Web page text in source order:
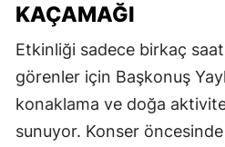
KAÇAMAĞI
Etkinliği sadece birkaç
görenler için Başkonuş
konaklama ve doğa
sunuyor. Konser